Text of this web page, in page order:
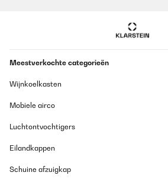
Meestverkochte categorieën
Wijnkoelkasten
Mobiele airco
Luchtontvochtigers
Eilandkappen
Schuine afzuigkap